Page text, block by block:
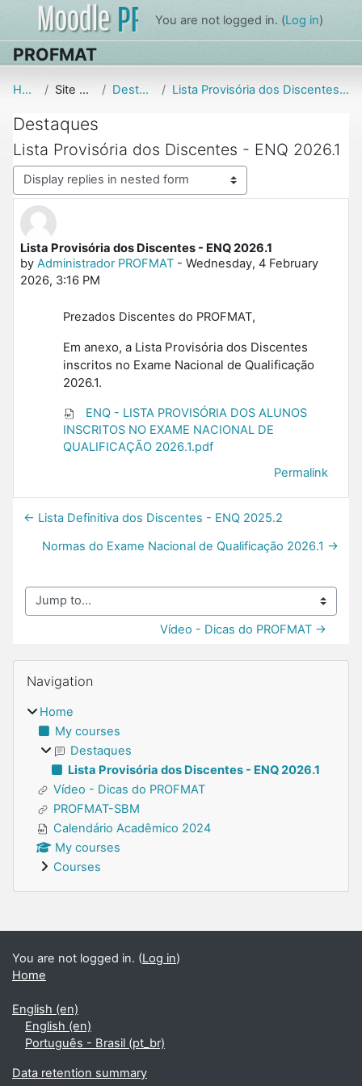
Skip to main content
You are not logged in. (Log in)
PROFMAT
Home Site pages Destaques Lista Provisória dos Discentes - ENQ 2026.1
Destaques
Lista Provisória dos Discentes - ENQ 2026.1
Display mode
Lista Provisória dos Discentes - ENQ 2026.1
by Administrador PROFMAT - Wednesday, 4 February
2026, 3:16 PM
Number of replies: 0
Prezados Discentes do PROFMAT,
Em anexo, a Lista Provisória dos Discentes
inscritos no Exame Nacional de Qualificação
2026.1.
ENQ - LISTA PROVISÓRIA DOS ALUNOS
INSCRITOS NO EXAME NACIONAL DE
QUALIFICAÇÃO 2026.1.pdf
Permalink
← Lista Definitiva dos Discentes - ENQ 2025.2
Normas do Exame Nacional de Qualificação 2026.1 →
Jump to...
Vídeo - Dicas do PROFMAT →
Blocks
Navigation
Home
My courses
Destaques
Lista Provisória dos Discentes - ENQ 2026.1
Vídeo - Dicas do PROFMAT
PROFMAT-SBM
Calendário Acadêmico 2024
My courses
Courses
Supplementary blocks
You are not logged in. (Log in)
Home
English ‎(en)‎
English ‎(en)‎
Português - Brasil ‎(pt_br)‎
Data retention summary